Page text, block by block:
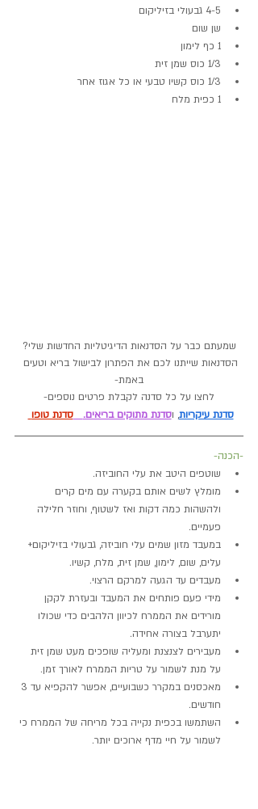
4-5 גבעולי בזיליקום
שן שום
1 כף לימון
1/3 כוס שמן זית
1/3 כוס קשיו טבעי או כל אגוז אחר
1 כפית מלח
שמעתם כבר על הסדנאות הדיגיטליות החדשות שלי?
הסדנאות שייתנו לכם את הפתרון לבישול בריא וטעים
באמת-
לחצו על כל סדנה לקבלת פרטים נוספים-
סדנת עיקריות, וסדנת מתוקים בריאים. סדנת טופו
-הכנה-
שוטפים היטב את עלי החוביזה.
מומלץ לשים אותם בקערה עם מים קרים
ולהשהות כמה דקות ואז לשטוף, וחוזר חלילה
פעמיים.
במעבד מזון שמים עלי חוביזה, גבעולי בזיליקום+
עלים, שום, לימון, שמן זית, מלח, קשיו.
מעבדים עד הגעה למרקם הרצוי.
מידי פעם פותחים את המעבד ובעזרת לקקן
מורידים את הממרח לכיוון הלהבים כדי שכולו
יתערבל בצורה אחידה.
מעבירים לצנצנת ומעליה שופכים מעט שמן זית
על מנת לשמור על טריות הממרח לאורך זמן.
חודשים.
השתמשו בכפית נקייה בכל מריחה של הממרח כי
לשמור על חיי מדף ארוכים יותר.